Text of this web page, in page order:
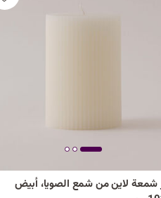
شمعة لاين من شمع الصويا، أبيض